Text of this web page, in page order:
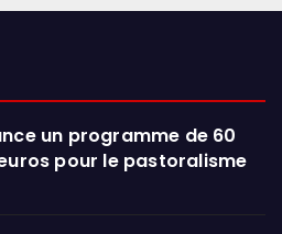
un programme de 60
pour le pastoralisme